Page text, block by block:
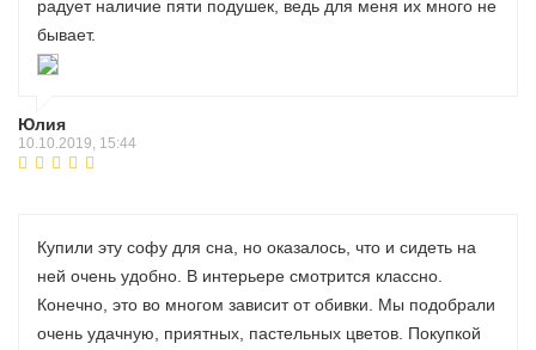
радует наличие пяти подушек, ведь для меня их много не
бывает.
Юлия
10.10.2019, 15:44
Купили эту софу для сна, но оказалось, что и сидеть на
ней очень удобно. В интерьере смотрится классно.
Конечно, это во многом зависит от обивки. Мы подобрали
очень удачную, приятных, пастельных цветов. Покупкой